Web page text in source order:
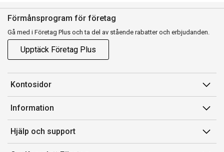
Förmånsprogram för företag
Gå med i Företag Plus och ta del av stående rabatter och erbjudanden.
Upptäck Företag Plus
Kontosidor
Mina sidor
Orderhistorik
Fakturor & Kvitton
Information
Försäljningsvillkor
Villkor för Komplett Företag Plus
Hjälp och support